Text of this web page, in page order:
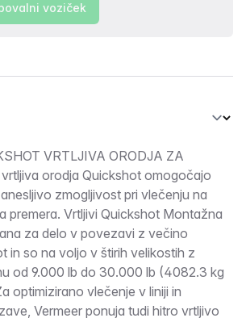
voziček
VRTLJIVA ORODJA ZA
orodja Quickshot omogočajo
zmogljivost pri vlečenju na
premera. Vrtljivi Quickshot Montažna
za delo v povezavi z večino
in so na voljo v štirih velikostih z
od 9.000 lb do 30.000 lb (4082.3 kg
optimizirano vlečenje v liniji in
Vermeer ponuja tudi hitro vrtljivo